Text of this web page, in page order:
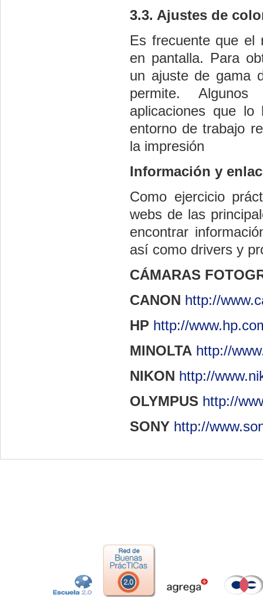
3.3. Ajustes de
Es frecuente que el
en pantalla. Para
un ajuste de gama
permite. Algunos
aplicaciones que lo
entorno de trabajo
la impresión
Información y
Como ejercicio
webs de las
encontrar
así como drivers y
CÁMARAS
CANON http://
HP http://
MINOLTA http://
NIKON http://
OLYMPUS http://
SONY http://